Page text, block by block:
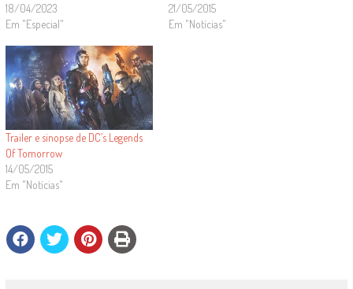
18/04/2023
Em "Especial"
21/05/2015
Em "Notícias"
Trailer e sinopse de DC’s Legends
Of Tomorrow
14/05/2015
Em "Notícias"